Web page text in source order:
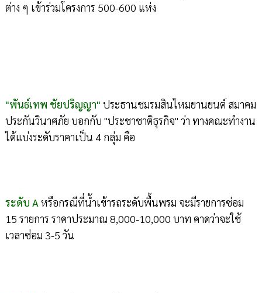
ต่าง ๆ เข้าร่วมโครงการ 500-600 แห่ง
"พันธ์เทพ ชัยปริญญา" ประธานชมรมสินไหมยานยนต์ สมาคม
ประกันวินาศภัย บอกกับ "ประชาชาติธุรกิจ" ว่า ทางคณะทำงาน
ได้แบ่งระดับราคาเป็น 4 กลุ่ม คือ
ระดับ A หรือกรณีที่น้ำเข้ารถระดับพื้นพรม จะมีรายการซ่อม
15 รายการ ราคาประมาณ 8,000-10,000 บาท คาดว่าจะใช้
เวลาซ่อม 3-5 วัน